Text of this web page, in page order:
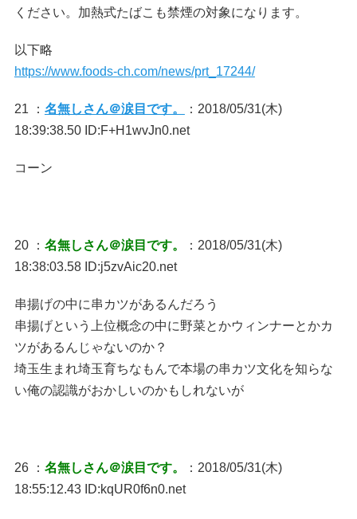
ください。加熱式たばこも禁煙の対象になります。
以下略
https://www.foods-ch.com/news/prt_17244/
21 ： 名無しさん＠涙目です。
：2018/05/31(木)
18:39:38.50 ID:F+H1wvJn0.net
コーン
20 ： 名無しさん＠涙目です。
：2018/05/31(木)
18:38:03.58 ID:j5zvAic20.net
串揚げの中に串カツがあるんだろう
串揚げという上位概念の中に野菜とかウィンナーとかカ
ツがあるんじゃないのか？
埼玉生まれ埼玉育ちなもんで本場の串カツ文化を知らな
い俺の認識がおかしいのかもしれないが
26 ： 名無しさん＠涙目です。
：2018/05/31(木)
18:55:12.43 ID:kqUR0f6n0.net